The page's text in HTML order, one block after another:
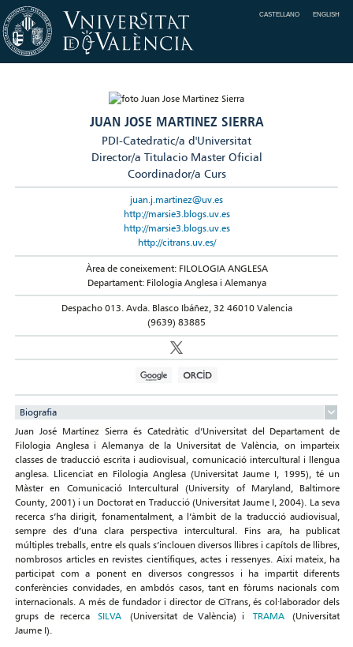
CASTELLANO ENGLISH
JUAN JOSE MARTINEZ SIERRA
PDI-Catedratic/a d'Universitat
Director/a Titulacio Master Oficial
Coordinador/a Curs
juan.j.martinez@uv.es
http://marsie3.blogs.uv.es
http://marsie3.blogs.uv.es
http://citrans.uv.es/
Àrea de coneixement: FILOLOGIA ANGLESA
Departament: Filologia Anglesa i Alemanya
Despacho 013. Avda. Blasco Ibáñez, 32 46010 Valencia
(9639) 83885
Biografia
Juan José Martínez Sierra és Catedràtic d’Universitat del Departament de
Filologia Anglesa i Alemanya de la Universitat de València, on imparteix
classes de traducció escrita i audiovisual, comunicació intercultural i llengua
anglesa. Llicenciat en Filologia Anglesa (Universitat Jaume I, 1995), té un
Màster en Comunicació Intercultural (University of Maryland, Baltimore
County, 2001) i un Doctorat en Traducció (Universitat Jaume I, 2004). La seva
recerca s’ha dirigit, fonamentalment, a l’àmbit de la traducció audiovisual,
sempre des d’una clara perspectiva intercultural. Fins ara, ha publicat
múltiples treballs, entre els quals s’inclouen diversos llibres i capítols de llibres,
nombrosos articles en revistes científiques, actes i ressenyes. Així mateix, ha
participat com a ponent en diversos congressos i ha impartit diferents
conferències convidades, en ambdós casos, tant en fòrums nacionals com
internacionals. A més de fundador i director de CiTrans, és col·laborador dels
grups de recercaSILVA (Universitat de València) i TRAMA(Universitat
Jaume I).